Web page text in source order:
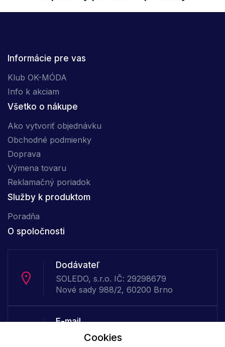
Informácie pre vas
Klub OK-MÓDA
Info k akciam
Všetko o nákupe
Ako vytvoriť objednávku
Obchodné podmienky
Doprava
Výmena tovaru
Reklamačný poriadok
Služby k produktom
Poradňa
O spoločnosti
Dodávateľ
SOLEDO, s.r.o. IČ: 29298679
Nové sady 988/2, 60200 Brno
E-mail
OnlineCookies